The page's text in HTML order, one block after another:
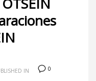
0
IN